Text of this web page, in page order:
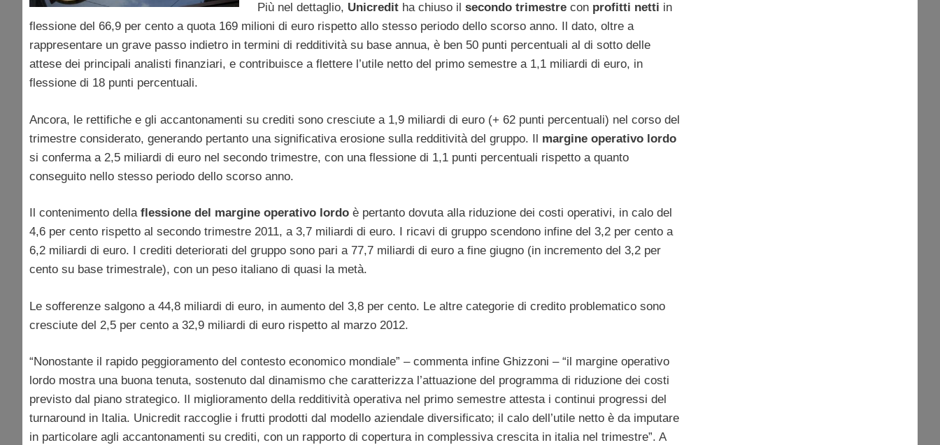
Più nel dettaglio, Unicreditha chiuso il secondo trimestrecon profitti netti in
flessione del 66,9 per cento a quota 169 milioni di euro rispetto allo stesso periodo dello scorso anno. Il dato, oltre a
rappresentare un grave passo indietro in termini di redditività su base annua, è ben 50 punti percentuali al di sotto delle
attese dei principali analisti finanziari, e contribuisce a flettere l’utile netto del primo semestre a 1,1 miliardi di euro, in
flessione di 18 punti percentuali.
Ancora, le rettifiche e gli accantonamenti su crediti sono cresciute a 1,9 miliardi di euro (+ 62 punti percentuali) nel corso del
trimestre considerato, generando pertanto una significativa erosione sulla redditività del gruppo. Il margine operativo lordo
si conferma a 2,5 miliardi di euro nel secondo trimestre, con una flessione di 1,1 punti percentuali rispetto a quanto
conseguito nello stesso periodo dello scorso anno.
Il contenimento della flessione del margine operativo lordo è pertanto dovuta alla riduzione dei costi operativi, in calo del
4,6 per cento rispetto al secondo trimestre 2011, a 3,7 miliardi di euro. I ricavi di gruppo scendono infine del 3,2 per cento a
6,2 miliardi di euro. I crediti deteriorati del gruppo sono pari a 77,7 miliardi di euro a fine giugno (in incremento del 3,2 per
cento su base trimestrale), con un peso italiano di quasi la metà.
Le sofferenze salgono a 44,8 miliardi di euro, in aumento del 3,8 per cento. Le altre categorie di credito problematico sono
cresciute del 2,5 per cento a 32,9 miliardi di euro rispetto al marzo 2012.
“Nonostante il rapido peggioramento del contesto economico mondiale” – commenta infine Ghizzoni – “il margine operativo
lordo mostra una buona tenuta, sostenuto dal dinamismo che caratterizza l’attuazione del programma di riduzione dei costi
previsto dal piano strategico. Il miglioramento della redditività operativa nel primo semestre attesta i continui progressi del
turnaround in Italia. Unicredit raccoglie i frutti prodotti dal modello aziendale diversificato; il calo dell’utile netto è da imputare
in particolare agli accantonamenti su crediti, con un rapporto di copertura in complessiva crescita in italia nel trimestre”. A